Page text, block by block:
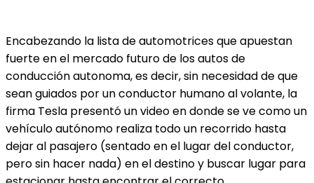
Encabezando la lista de automotrices que apuestan
fuerte en el mercado futuro de los autos de
conducción autonoma, es decir, sin necesidad de que
sean guiados por un conductor humano al volante, la
firma Tesla presentó un video en donde se ve como un
vehículo autónomo realiza todo un recorrido hasta
dejar al pasajero (sentado en el lugar del conductor,
pero sin hacer nada) en el destino y buscar lugar para